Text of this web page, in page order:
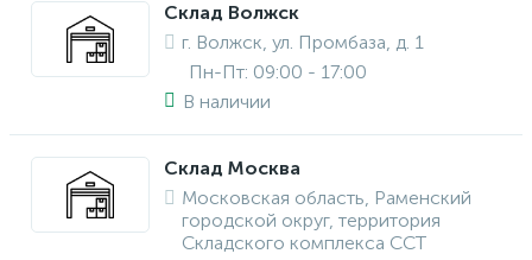
Склад Волжск
г. Волжск, ул. Промбаза, д. 1
Пн-Пт: 09:00 - 17:00
В наличии
Склад Москва
Московская область, Раменский
городской округ, территория
Складского комплекса ССТ